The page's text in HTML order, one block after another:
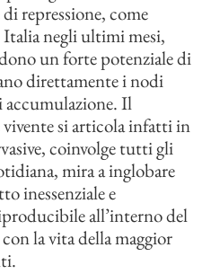
repressione, come
negli ultimi mesi,
un forte potenziale di
direttamente i nodi
accumulazione. Il
si articola infatti in
coinvolge tutti gli
mira a inglobare
inessenziale e
all’interno del
la vita della maggior